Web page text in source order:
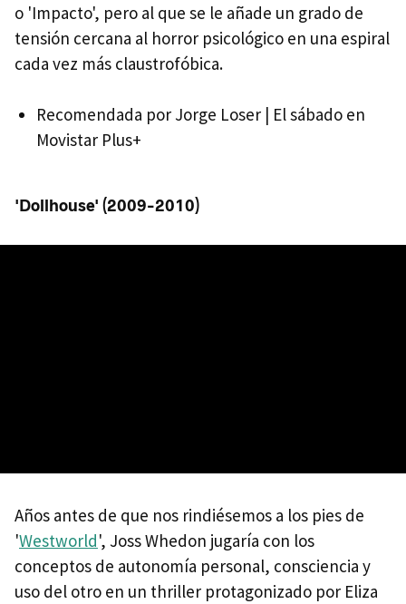
o 'Impacto', pero al que se le añade un grado de
tensión cercana al horror psicológico en una espiral
cada vez más claustrofóbica.
Recomendada por Jorge Loser | El sábado en
Movistar Plus+
'Dollhouse' (2009-2010)
Años antes de que nos rindiésemos a los pies de
'Westworld', Joss Whedon jugaría con los
conceptos de autonomía personal, consciencia y
uso del otro en un thriller protagonizado por Eliza